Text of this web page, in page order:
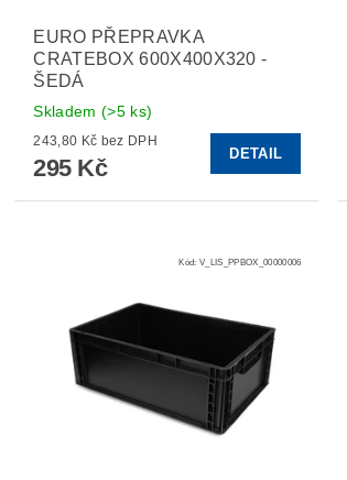
EURO PŘEPRAVKA
CRATEBOX 600X400X320 -
ŠEDÁ
Skladem (>5 ks)
243,80 Kč bez DPH
295 Kč
DETAIL
Kód:V_LIS_PPBOX_00000006